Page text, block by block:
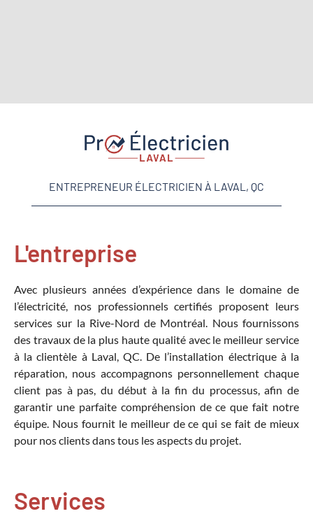
ENTREPRENEUR ÉLECTRICIEN À LAVAL, QC
L'entreprise
Avec plusieurs années d’expérience dans le domaine de
l’électricité, nos professionnels certifiés proposent leurs
services sur la Rive-Nord de Montréal. Nous fournissons
des travaux de la plus haute qualité avec le meilleur service
à la clientèle à Laval, QC. De l’installation électrique à la
réparation, nous accompagnons personnellement chaque
client pas à pas, du début à la fin du processus, afin de
garantir une parfaite compréhension de ce que fait notre
équipe. Nous fournit le meilleur de ce qui se fait de mieux
pour nos clients dans tous les aspects du projet.
Services